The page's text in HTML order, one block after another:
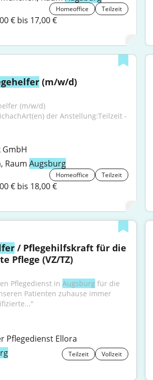
Homeoffice Teilzeit
€ bis 17,00 €
(m/w/d)
(m/w/d)
der Anstellung:Teilzeit -
GmbH
RaumAugsburg
Homeoffice Teilzeit
€ bis 18,00 €
/ Pflegehilfskraft für die
Pflege (VZ/TZ)
Pflegedienst in Augsburg für die
Patienten zuhause immer
Pflegedienst Ellora
Teilzeit Vollzeit